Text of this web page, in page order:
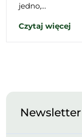
jedno,…
Czytaj więcej
Newsletter